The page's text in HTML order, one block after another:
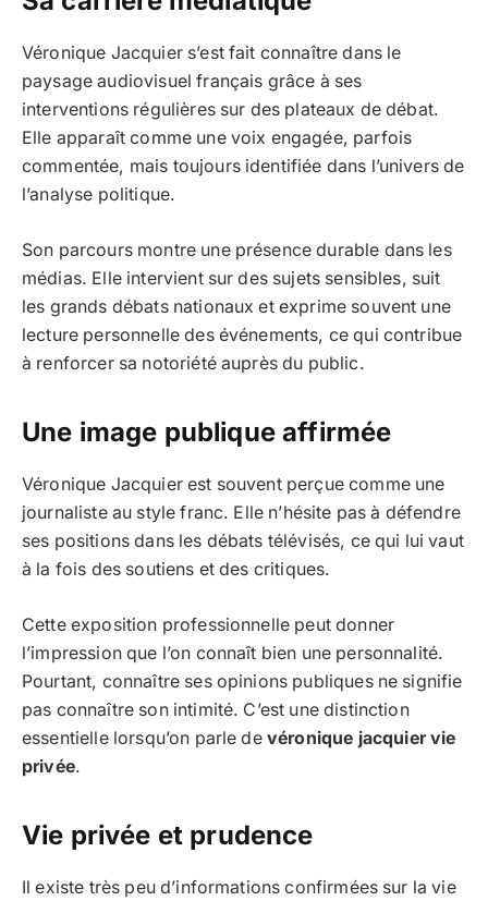
Véronique Jacquier s’est fait connaître dans le
paysage audiovisuel français grâce à ses
interventions régulières sur des plateaux de débat.
Elle apparaît comme une voix engagée, parfois
commentée, mais toujours identifiée dans l’univers de
l’analyse politique.
Son parcours montre une présence durable dans les
médias. Elle intervient sur des sujets sensibles, suit
les grands débats nationaux et exprime souvent une
lecture personnelle des événements, ce qui contribue
à renforcer sa notoriété auprès du public.
Une image publique affirmée
Véronique Jacquier est souvent perçue comme une
journaliste au style franc. Elle n’hésite pas à défendre
ses positions dans les débats télévisés, ce qui lui vaut
à la fois des soutiens et des critiques.
Cette exposition professionnelle peut donner
l’impression que l’on connaît bien une personnalité.
Pourtant, connaître ses opinions publiques ne signifie
pas connaître son intimité. C’est une distinction
essentielle lorsqu’on parle de véronique jacquier vie
privée.
Vie privée et prudence
Il existe très peu d’informations confirmées sur la vie